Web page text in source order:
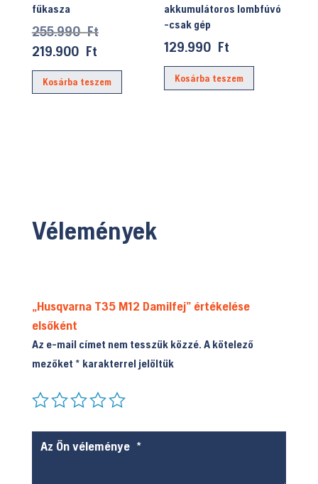
fűkasza
255.990FtOriginal
was:
255.990 Ft.
219.900 FtCurrent
price
is:
Kosárba teszem
akkumulátoros lombfúvó
-csak gép
129.990 Ft
Kosárba teszem
Vélemények
„Husqvarna T35 M12 Damilfej” értékelése
elsőként
Az e-mail címet nem tesszük közzé. A kötelező
mezőket * karakterrel jelöltük